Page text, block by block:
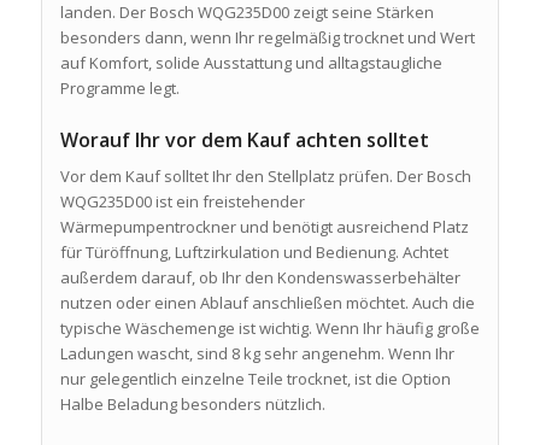
landen. Der Bosch WQG235D00 zeigt seine Stärken
besonders dann, wenn Ihr regelmäßig trocknet und Wert
auf Komfort, solide Ausstattung und alltagstaugliche
Programme legt.
Worauf Ihr vor dem Kauf achten solltet
Vor dem Kauf solltet Ihr den Stellplatz prüfen. Der Bosch
WQG235D00 ist ein freistehender
Wärmepumpentrockner und benötigt ausreichend Platz
für Türöffnung, Luftzirkulation und Bedienung. Achtet
außerdem darauf, ob Ihr den Kondenswasserbehälter
nutzen oder einen Ablauf anschließen möchtet. Auch die
typische Wäschemenge ist wichtig. Wenn Ihr häufig große
Ladungen wascht, sind 8 kg sehr angenehm. Wenn Ihr
nur gelegentlich einzelne Teile trocknet, ist die Option
Halbe Beladung besonders nützlich.